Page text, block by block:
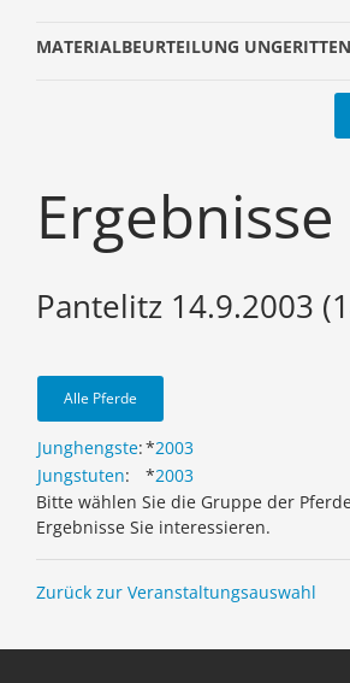
MATERIALBEURTEILUNG
Ergebnisse
Pantelitz 14.9.2003
Alle Pferde
Junghengste:*2003
Jungstuten: *2003
Bitte wählen Sie die Gruppe der
Ergebnisse Sie interessieren.
Zurück zur Veranstaltungsauswahl